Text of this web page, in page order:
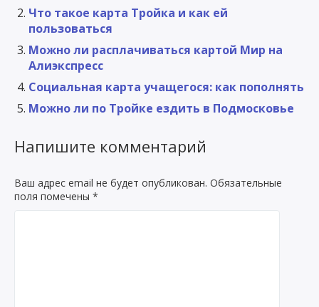
Что такое карта Тройка и как ей
пользоваться
Можно ли расплачиваться картой Мир на
Алиэкспресс
Социальная карта учащегося: как пополнять
Можно ли по Тройке ездить в Подмосковье
Напишите комментарий
Ваш адрес email не будет опубликован. Обязательные
поля помечены *